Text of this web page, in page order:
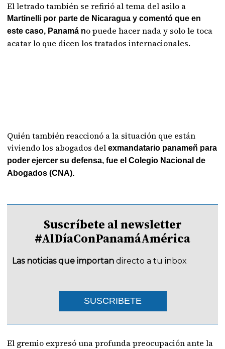
El letrado también se refirió al tema del asilo a
Martinelli por parte de Nicaragua y comentó que en
este caso, Panamá no puede hacer nada y solo le toca
acatar lo que dicen los tratados internacionales.
Quién también reaccionó a la situación que están
viviendo los abogados delexmandatario panameñ para
poder ejercer su defensa, fue el Colegio Nacional de
Abogados (CNA).
Suscríbete al newsletter
#AlDíaConPanamáAmérica
Las noticias que importan directo a tu inbox
SUSCRIBETE
El gremio expresó una profunda preocupación ante la